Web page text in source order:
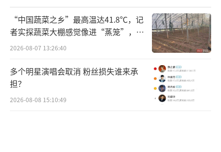
“中国蔬菜之乡”最高温达41.8℃，记
者实探蔬菜大棚感觉像进“蒸笼”，有
村民称只能凌晨两点起来干活
2026-08-07 13:26:40
多个明星演唱会取消 粉丝损失谁来承
担？
2026-08-08 15:10:49